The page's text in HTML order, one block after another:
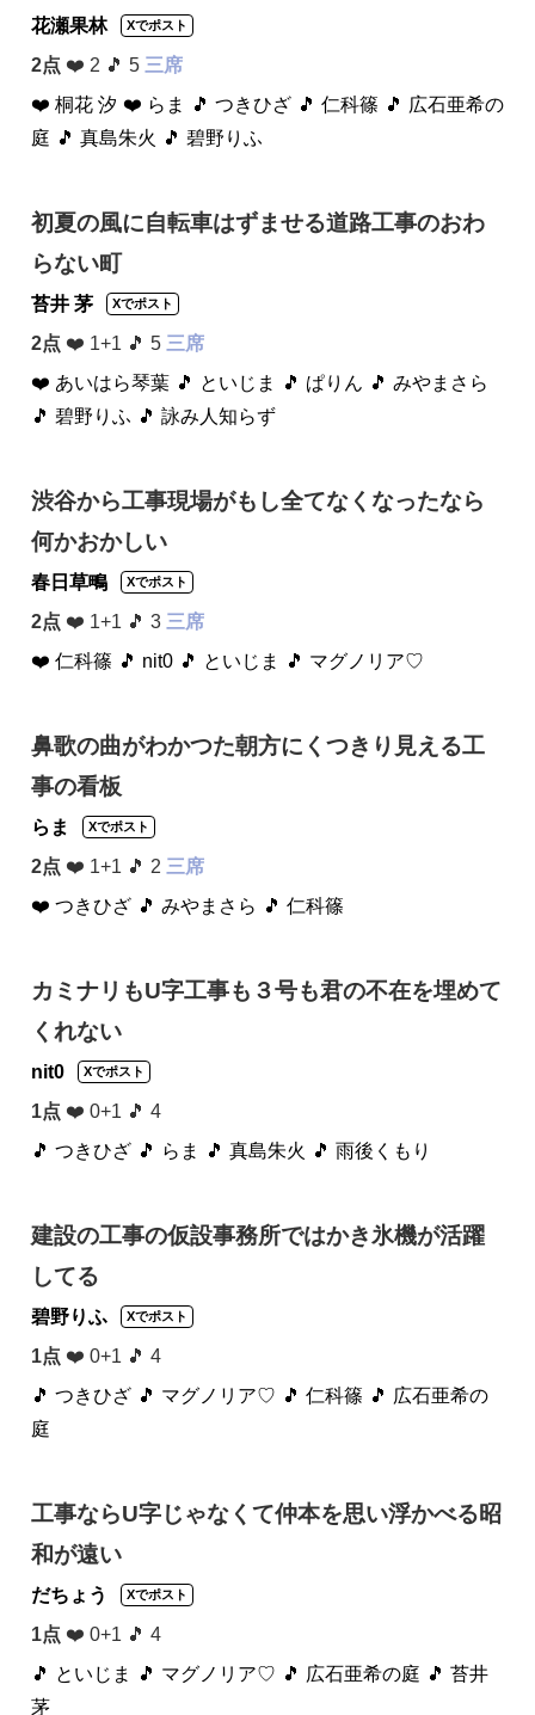
花瀬果林 Xでポスト
2点 ❤️ 2 🎵 5 三席
❤️ 桐花 汐 ❤️ らま 🎵 つきひざ 🎵 仁科篠 🎵 広石亜希の
庭 🎵 真島朱火 🎵 碧野りふ
初夏の風に自転車はずませる道路工事のおわ
らない町
苔井 茅 Xでポスト
2点 ❤️ 1+1 🎵 5 三席
❤️ あいはら琴葉 🎵 といじま 🎵 ぱりん 🎵 みやまさら
🎵 碧野りふ 🎵 詠み人知らず
渋谷から工事現場がもし全てなくなったなら
何かおかしい
春日草鴫 Xでポスト
2点 ❤️ 1+1 🎵 3 三席
❤️ 仁科篠 🎵 nit0 🎵 といじま 🎵 マグノリア♡
鼻歌の曲がわかつた朝方にくつきり見える工
事の看板
らま Xでポスト
2点 ❤️ 1+1 🎵 2 三席
❤️ つきひざ 🎵 みやまさら 🎵 仁科篠
カミナリもU字工事も３号も君の不在を埋めて
くれない
nit0 Xでポスト
1点 ❤️ 0+1 🎵 4
🎵 つきひざ 🎵 らま 🎵 真島朱火 🎵 雨後くもり
建設の工事の仮設事務所ではかき氷機が活躍
してる
碧野りふ Xでポスト
1点 ❤️ 0+1 🎵 4
🎵 つきひざ 🎵 マグノリア♡ 🎵 仁科篠 🎵 広石亜希の
庭
工事ならU字じゃなくて仲本を思い浮かべる昭
和が遠い
だちょう Xでポスト
1点 ❤️ 0+1 🎵 4
🎵 といじま
🎵 マグノリア♡ 🎵 広石亜希の庭 🎵 苔井
茅